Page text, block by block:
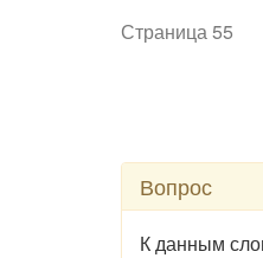
Страница 55
Вопрос
К данным